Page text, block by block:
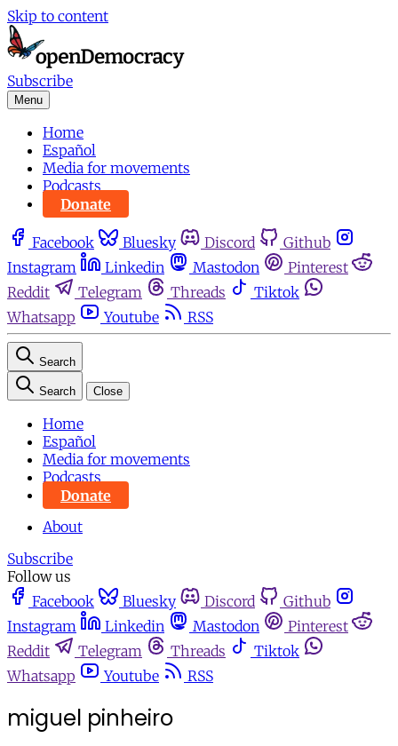
Skip to content
Subscribe
Menu
Home
Español
Media for movements
Podcasts
Donate
Facebook Bluesky Discord
Github
Instagram
Linkedin Mastodon
Pinterest
Reddit
Telegram Threads
Tiktok
Whatsapp
Youtube RSS
Search
Search Close
Home
Español
Media for movements
Podcasts
Donate
About
Subscribe
Follow us
Facebook
Bluesky Discord
Github
Instagram
Linkedin Mastodon
Pinterest
Reddit
Telegram Threads
Tiktok
Whatsapp
Youtube RSS
miguel pinheiro